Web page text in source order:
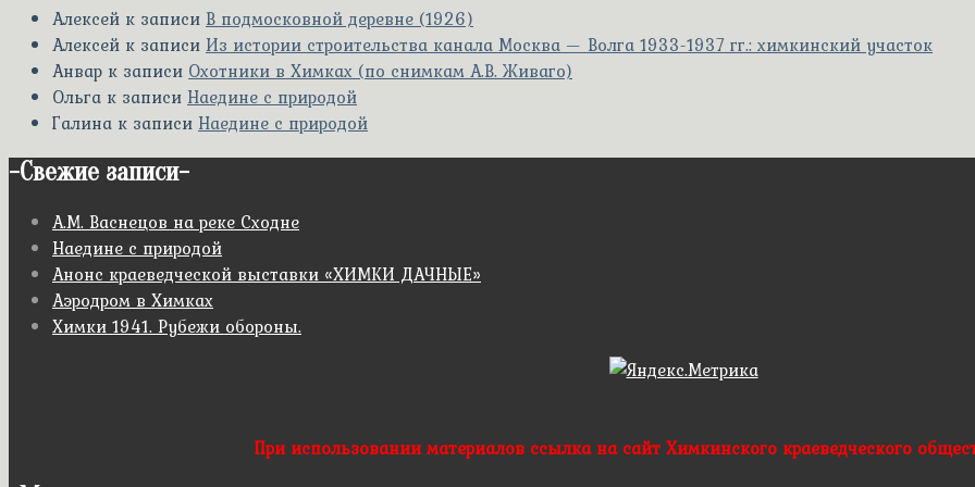
Алексей к записи В подмосковной деревне (1926)
Алексей к записи Из истории строительства канала Москва — Волга 1933-1937 гг.: химкинский участок
Анвар к записи Охотники в Химках (по снимкам А.В. Живаго)
Ольга к записи Наедине с природой
Галина к записи Наедине с природой
-Свежие записи-
А.М. Васнецов на реке Сходне
Наедине с природой
Анонс краеведческой выставки «ХИМКИ ДАЧНЫЕ»
Аэродром в Химках
Химки 1941. Рубежи обороны.
При использовании материалов ссылка на сайт Химкинского краеведческого